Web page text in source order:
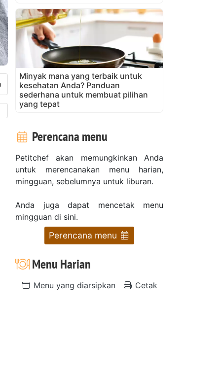
Minyak mana yang terbaik untuk
kesehatan Anda? Panduan
sederhana untuk membuat pilihan
yang tepat
Perencana menu
Petitchef akan memungkinkan Anda
untuk merencanakan menu harian,
mingguan, sebelumnya untuk liburan.
Anda juga dapat mencetak menu
mingguan di sini.
Perencana menu
Menu Harian
Menu yang diarsipkan Cetak